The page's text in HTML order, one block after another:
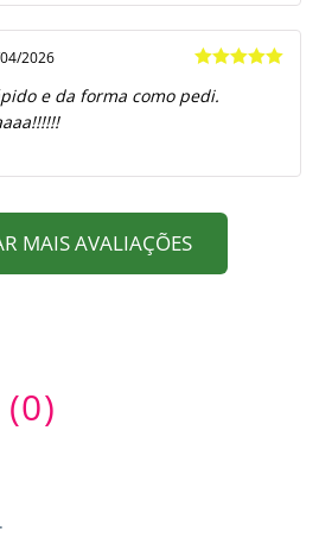
de 5
2026
e da forma como pedi.
MAIS AVALIAÇÕES